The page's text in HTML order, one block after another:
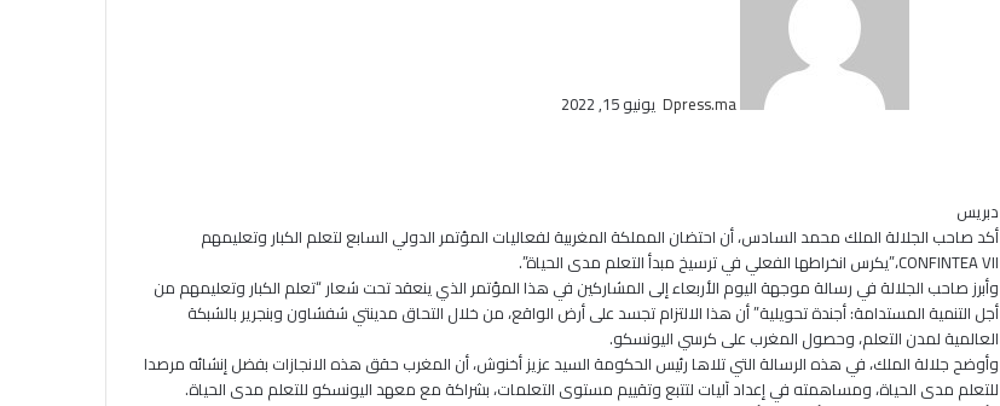
Dpress.ma يونيو 15, 2022
دبريس
أكد صاحب الجلالة الملك محمد السادس، أن احتضان المملكة المغربية لفعاليات المؤتمر الدولي السابع لتعلم الكبار وتعليمهم
CONFINTEA VII،”يكرس انخراطها الفعلي في ترسيخ مبدأ التعلم مدى الحياة”.
وأبرز صاحب الجلالة في رسالة موجهة اليوم الأربعاء إلى المشاركين في هذا المؤتمر الذي ينعقد تحت شعار “تعلم الكبار وتعليمهم من
أجل التنمية المستدامة: أجندة تحويلية” أن هذا الالتزام تجسد على أرض الواقع، من خلال التحاق مدينتي شفشاون وبنجرير بالشبكة
العالمية لمدن التعلم، وحصول المغرب على كرسي اليونسكو.
وأوضح جلالة الملك، في هذه الرسالة التي تلاها رئيس الحكومة السيد عزيز أخنوش، أن المغرب حقق هذه الانجازات بفضل إنشائه مرصدا
للتعلم مدى الحياة، ومساهمته في إعداد آليات لتتبع وتقييم مستوى التعلمات، بشراكة مع معهد اليونسكو للتعلم مدى الحياة.